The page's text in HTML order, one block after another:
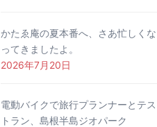
かたゑ庵の夏本番へ、さあ忙しくな
ってきましたよ。
2026年7月20日
電動バイクで旅行プランナーとテス
トラン、島根半島ジオパーク